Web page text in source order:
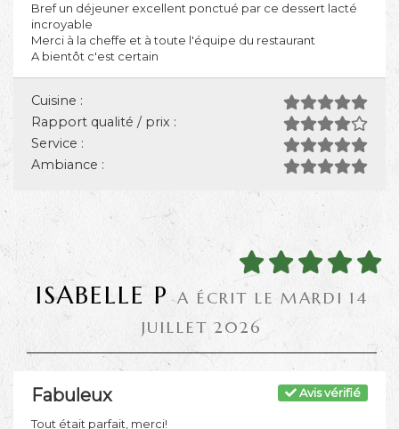
Bref un déjeuner excellent ponctué par ce dessert lacté
incroyable
Merci à la cheffe et à toute l'équipe du restaurant
A bientôt c'est certain
Cuisine :
Rapport qualité / prix :
Service :
Ambiance :
ISABELLE P A ÉCRIT LE MARDI 14
JUILLET 2026
Avis vérifié
Fabuleux
Tout était parfait, merci!